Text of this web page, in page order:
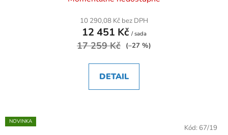
10 290,08 Kč bez DPH
12 451 Kč / sada
17 259 Kč (–27 %)
DETAIL
NOVINKA
Kód: 67/19